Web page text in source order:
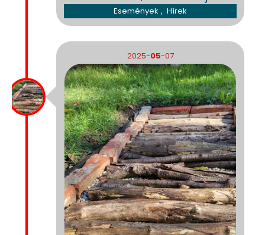
Események , Hírek
2025-05-07